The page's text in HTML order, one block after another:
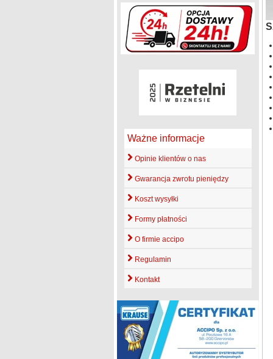
Ważne informacje
Opinie klientów o nas
Gwarancja zwrotu pieniędzy
Koszt wysyłki
Formy płatności
O firmie accipo
Regulamin
Kontakt